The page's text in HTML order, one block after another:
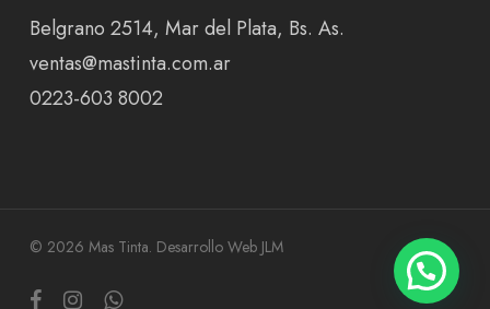
Belgrano 2514, Mar del Plata, Bs. As.
ventas@mastinta.com.ar
0223-603 8002
© 2026 Mas Tinta. Desarrollo Web JLM
facebookinstagramwhatsapp